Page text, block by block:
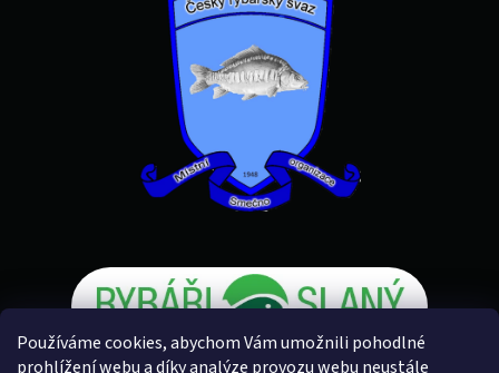
Používáme cookies, abychom Vám umožnili pohodlné
prohlížení webu a díky analýze provozu webu neustále